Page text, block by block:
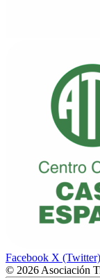
Facebook X (Twitter)
© 2026 Asociación